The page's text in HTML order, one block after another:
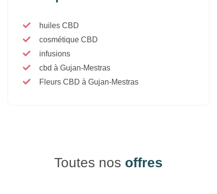
huiles CBD
cosmétique CBD
infusions
cbd à Gujan-Mestras
Fleurs CBD à Gujan-Mestras
Toutes nos offres